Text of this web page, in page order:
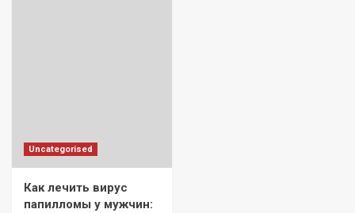
Uncategorised
Как лечить вирус
папилломы у мужчин: